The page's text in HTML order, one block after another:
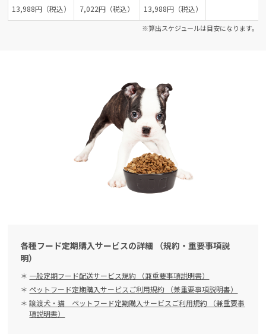
13,988円（税込）
7,022円（税込）
13,988円（税込）
※算出スケジュールは目安になります。
各種フード定期購入サービスの詳細 （規約・重要事項説
明）
一般定期フード配送サービス規約 （兼重要事項説明書）
ペットフード定期購入サービスご利用規約 （兼重要事項説明書）
譲渡犬・猫 ペットフード定期購入サービスご利用規約 （兼重要事
項説明書）